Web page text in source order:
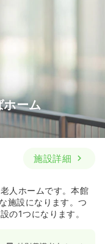
ホーム
施設詳細
人ホームです。本館
施設になります。つ
の1つになります。